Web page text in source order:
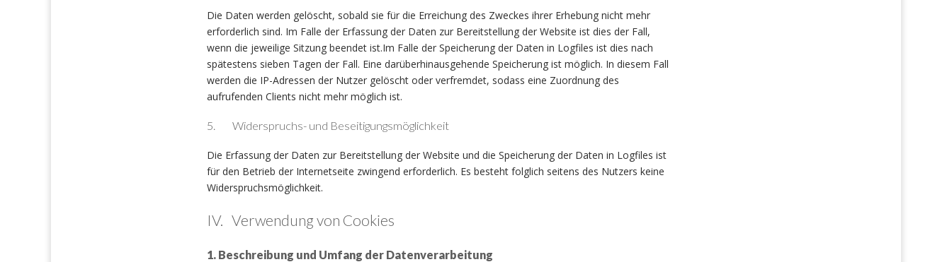
Die Daten werden gelöscht, sobald sie für die Erreichung des Zweckes ihrer Erhebung nicht mehr
erforderlich sind. Im Falle der Erfassung der Daten zur Bereitstellung der Website ist dies der Fall,
wenn die jeweilige Sitzung beendet ist.Im Falle der Speicherung der Daten in Logfiles ist dies nach
spätestens sieben Tagen der Fall. Eine darüberhinausgehende Speicherung ist möglich. In diesem Fall
werden die IP-Adressen der Nutzer gelöscht oder verfremdet, sodass eine Zuordnung des
aufrufenden Clients nicht mehr möglich ist.
5. Widerspruchs- und Beseitigungsmöglichkeit
Die Erfassung der Daten zur Bereitstellung der Website und die Speicherung der Daten in Logfiles ist
für den Betrieb der Internetseite zwingend erforderlich. Es besteht folglich seitens des Nutzers keine
Widerspruchsmöglichkeit.
IV. Verwendung von Cookies
1. Beschreibung und Umfang der Datenverarbeitung